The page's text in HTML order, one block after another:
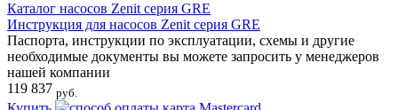
Каталог насосов Zenit серия GRE
Инструкция для насосов Zenit серия GRE
Паспорта, инструкции по эксплуатации, схемы и другие
необходимые документы вы можете запросить у менеджеров
нашей компании
119​ 837 руб.